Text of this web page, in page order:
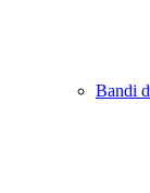
Bandi